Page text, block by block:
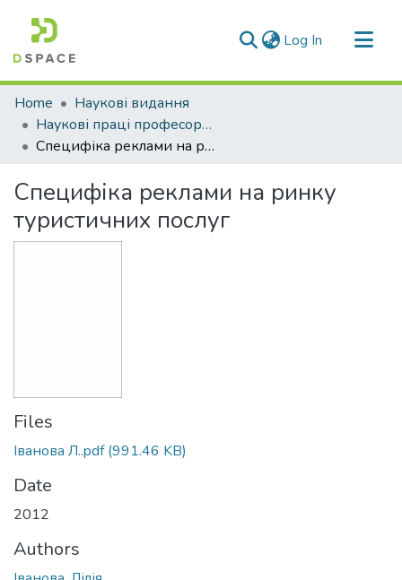
Log In (current)
Communities & Collections
All of DSpace
Statistics
Home
Наукові видання
Наукові праці професорсько-викладацького складу ЛДУФК
Специфіка реклами на ринку туристичних послуг
Специфіка реклами на ринку
туристичних послуг
Files
Іванова Л..pdf(991.46 KB)
Date
2012
Authors